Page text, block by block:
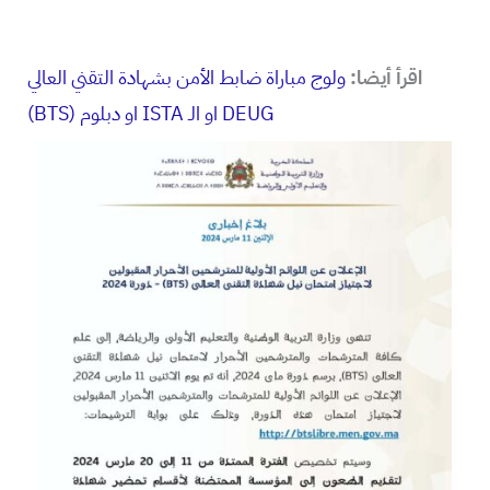
اقرأ أيضا:ولوج مباراة ضابط الأمن بشهادة التقني العالي
(BTS) او دبلوم ISTA او الـ DEUG